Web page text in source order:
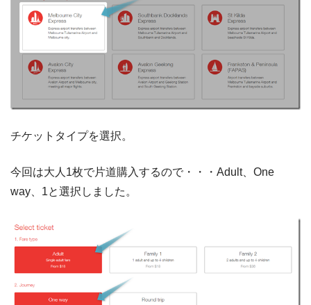
チケットタイプを選択。
今回は大人1枚で片道購入するので・・・Adult、One
way、1と選択しました。